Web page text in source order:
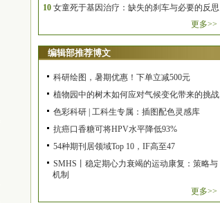
10 女童死于基因治疗：缺失的刹车与必要的反思
更多>>
编辑部推荐博文
科研绘图，暑期优惠！下单立减500元
植物园中的树木如何应对气候变化带来的挑战
色彩科研 | 工科生专属：插图配色灵感库
抗癌口香糖可将HPV水平降低93%
54种期刊居领域Top 10，IF高至47
SMHS丨稳定期心力衰竭的运动康复：策略与
机制
更多>>